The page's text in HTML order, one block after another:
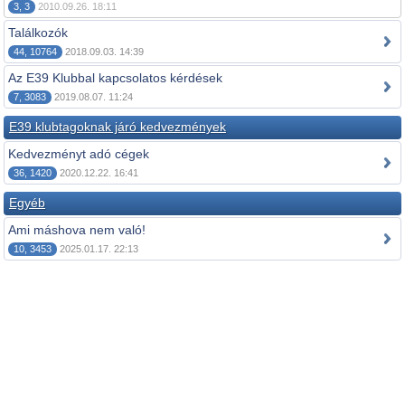
3, 3 2010.09.26. 18:11
Találkozók
44, 10764 2018.09.03. 14:39
Az E39 Klubbal kapcsolatos kérdések
7, 3083 2019.08.07. 11:24
E39 klubtagoknak járó kedvezmények
Kedvezményt adó cégek
36, 1420 2020.12.22. 16:41
Egyéb
Ami máshova nem való!
10, 3453 2025.01.17. 22:13